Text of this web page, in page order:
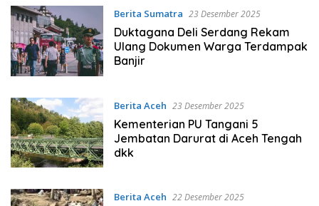
Berita Sumatra 23 Desember 2025
Duktagana Deli Serdang Rekam
Ulang Dokumen Warga Terdampak
Banjir
Berita Aceh 23 Desember 2025
Kementerian PU Tangani 5
Jembatan Darurat di Aceh Tengah
dkk
Berita Aceh 22 Desember 2025